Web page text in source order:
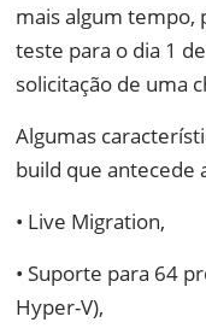
mais algum tempo,
teste para o dia 1
solicitação de uma
Algumas
build que antecede
• Live Migration,
• Suporte para 64
Hyper-V),